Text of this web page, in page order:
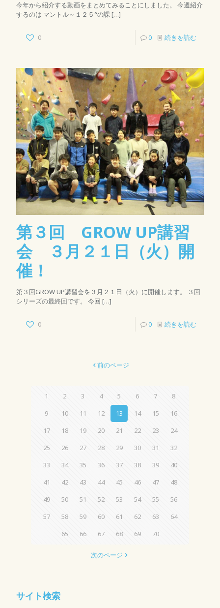
今年から紹介する動画をまとめてみることにしました。 今週紹介
するのは マントル～１２５°の課[…]
0 0 続きを読む
第３回 GROW UP講習
会 ３月２１日（火）開
催！
第３回GROW UP講習会を３月２１日（火）に開催します。 ３回
シリーズの最終回です。 今回 […]
0 0 続きを読む
前のページ
1 2 3 4 5 6 7
8
9
10 11 12 13 14 15
16
17
18 19 20 21 22 23
24
25
26 27 28 29 30 31
32
33
34 35 36 37 38 39
40
41
42 43 44 45 46 47
48
49
50 51 52 53 54 55
56
57
58 59 60 61 62 63
64
65
66 67 68 69 70
次のページ
サイト検索